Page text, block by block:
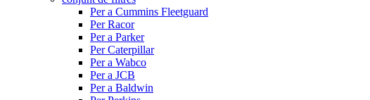
Per a Cummins Fleetguard
Per Racor
Per a Parker
Per Caterpillar
Per a Wabco
Per a JCB
Per a Baldwin